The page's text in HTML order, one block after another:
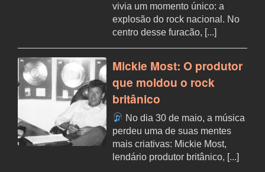
vivia um momento único: a
explosão do rock nacional. No
centro desse furacão, [...]
Mickie Most: O produtor
que moldou o rock
britânico
No dia 30 de maio, a música
perdeu uma de suas mentes
mais criativas: Mickie Most,
lendário produtor britânico, [...]